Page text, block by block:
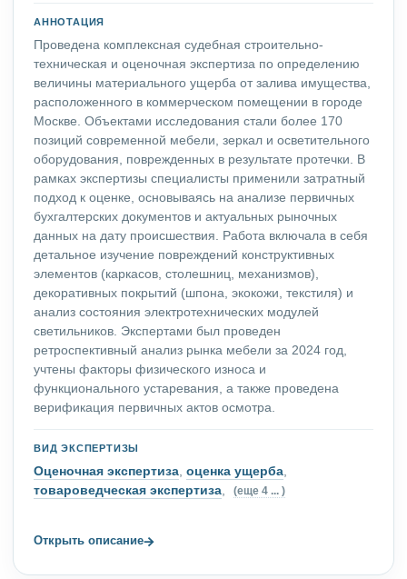
АННОТАЦИЯ
Проведена комплексная судебная строительно-
техническая и оценочная экспертиза по определению
величины материального ущерба от залива имущества,
расположенного в коммерческом помещении в городе
Москве. Объектами исследования стали более 170
позиций современной мебели, зеркал и осветительного
оборудования, поврежденных в результате протечки. В
рамках экспертизы специалисты применили затратный
подход к оценке, основываясь на анализе первичных
бухгалтерских документов и актуальных рыночных
данных на дату происшествия. Работа включала в себя
детальное изучение повреждений конструктивных
элементов (каркасов, столешниц, механизмов),
декоративных покрытий (шпона, экокожи, текстиля) и
анализ состояния электротехнических модулей
светильников. Экспертами был проведен
ретроспективный анализ рынка мебели за 2024 год,
учтены факторы физического износа и
функционального устаревания, а также проведена
верификация первичных актов осмотра.
ВИД ЭКСПЕРТИЗЫ
Оценочная экспертиза, оценка ущерба,
товароведческая экспертиза, (еще 4 ... )
Открыть описание→